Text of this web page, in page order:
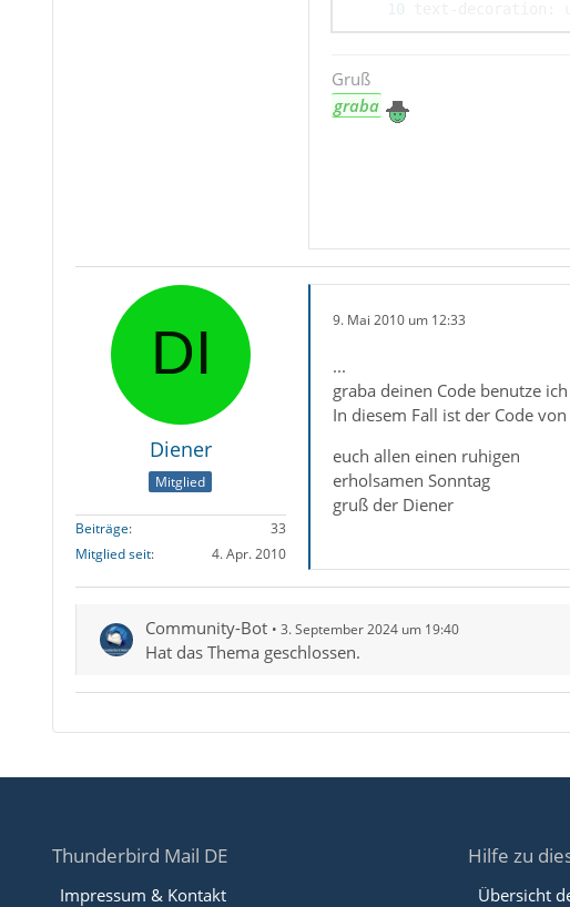
color: red !
Gruß
graba
Diener
Mitglied
Beiträge
33
Mitglied seit
4. Apr. 2010
9. Mai 2010 um 12:33
...
graba deinen Code benutze
In diesem Fall ist der Code
euch allen einen ruhigen
erholsamen Sonntag
gruß der Diener
Community-Bot 3. September 2024 um 19:40
Hat das Thema geschlossen.
Thunderbird Mail DE
Impressum & Kontakt
Hilfe zu
Übersicht